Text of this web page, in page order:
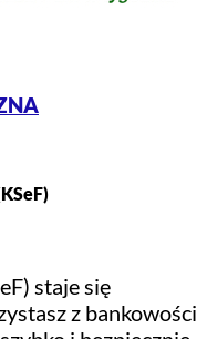
staje się
z bankowości